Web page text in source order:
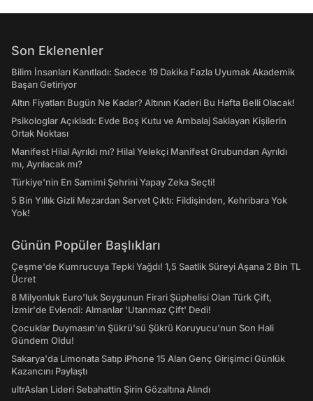
Son Eklenenler
Bilim İnsanları Kanıtladı: Sadece 19 Dakika Fazla Uyumak Akademik
Başarı Getiriyor
Altın Fiyatları Bugün Ne Kadar? Altının Kaderi Bu Hafta Belli Olacak!
Psikologlar Açıkladı: Evde Boş Kutu ve Ambalaj Saklayan Kişilerin
Ortak Noktası
Manifest Hilal Ayrıldı mı? Hilal Yelekçi Manifest Grubundan Ayrıldı
mı, Ayrılacak mı?
Türkiye'nin En Samimi Şehrini Yapay Zeka Seçti!
5 Bin Yıllık Gizli Mezardan Servet Çıktı: Fildişinden, Kehribara Yok
Yok!
Günün Popüler Başlıkları
Çeşme'de Kumrucuya Tepki Yağdı! 1,5 Saatlik Süreyi Aşana 2 Bin TL
Ücret
8 Milyonluk Euro'luk Soygunun Firari Şüphelisi Olan Türk Çift,
İzmir'de Evlendi: Almanlar 'Utanmaz Çift' Dedi!
Çocuklar Duymasın'ın Şükrü'sü Şükrü Koruyucu'nun Son Hali
Gündem Oldu!
Sakarya'da Limonata Satıp iPhone 15 Alan Genç Girişimci Günlük
Kazancını Paylaştı
ultrAslan Lideri Sebahattin Şirin Gözaltına Alındı